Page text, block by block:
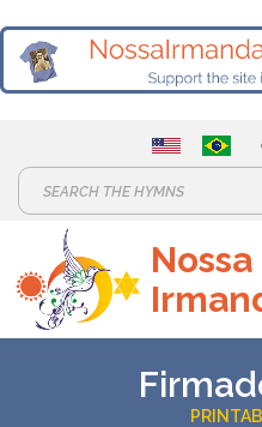
e
a
r
:
Nossa